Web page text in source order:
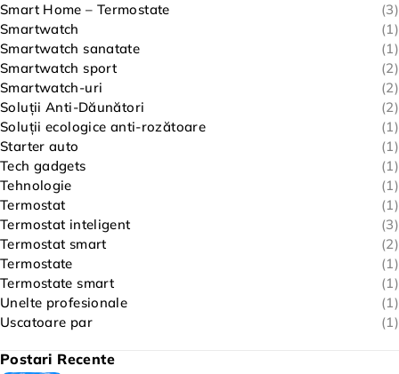
Smart Home – Termostate
(3)
Smartwatch
(1)
Smartwatch sanatate
(1)
Smartwatch sport
(2)
Smartwatch-uri
(2)
Soluții Anti-Dăunători
(2)
Soluții ecologice anti-rozătoare
(1)
Starter auto
(1)
Tech gadgets
(1)
Tehnologie
(1)
Termostat
(1)
Termostat inteligent
(3)
Termostat smart
(2)
Termostate
(1)
Termostate smart
(1)
Unelte profesionale
(1)
Uscatoare par
(1)
Postari Recente